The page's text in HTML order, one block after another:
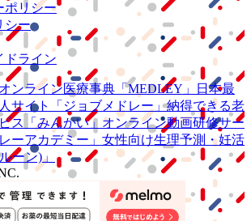
ポリシー
シー
ドライン
オンライン医療事典 「MEDLEY」
日本最
サイト 「ジョブメドレー」納得できる老
ス
「みんかい」 オンライン動画研修サー
ーアカデミー」 女性向け生理予測・妊活
ーン)」